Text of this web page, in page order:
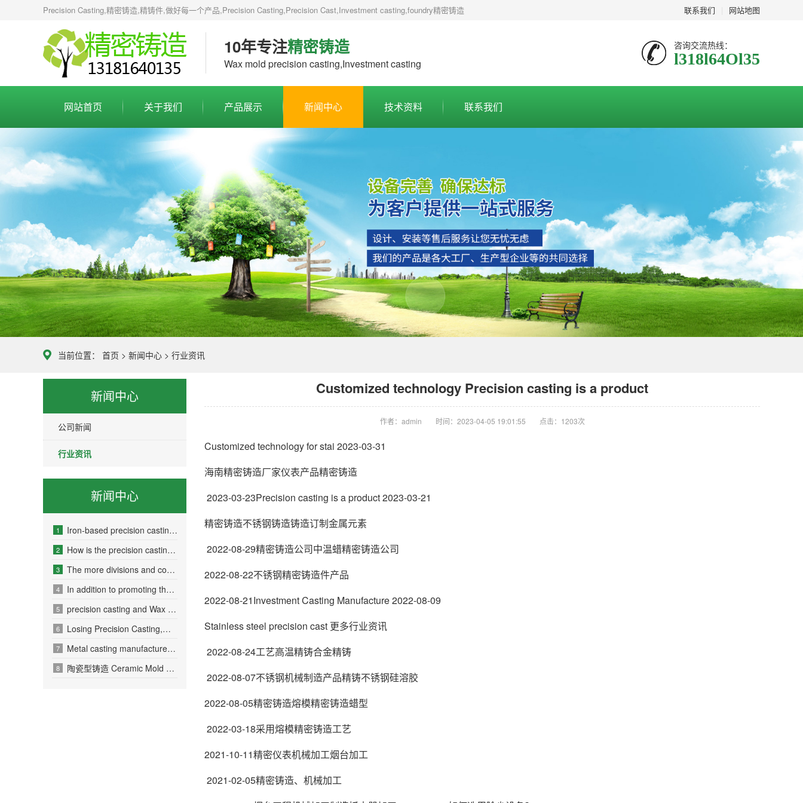
联系我们 网站地图
Precision Casting,精密铸造,精铸件,做好每一个产品,Precision Casting,Precision Cast,Investment casting,foundry精密铸造
10年专注精密铸造
Wax mold precision casting,Investment casting
咨询交流热线：
l318l64Ol35
网站首页 关于我们 产品展示 新闻中心 技术资料 联系我们
当前位置： 首页 > 新闻中心 > 行业资讯
新闻中心
公司新闻
行业资讯
新闻中心
1 Iron-based precision casting a
2 How is the precision casting m
3 The more divisions and competi
4 In addition to promoting the p
5 precision casting and Wax loss
6 Losing Precision Casting,Wax l
7 Metal casting manufacturer loc
8 陶瓷型铸造 Ceramic Mold Casting
Customized technology Precision casting is a product
作者：admin 时间：2023-04-05 19:01:55 点击： 1203次
Customized technology for stai 2023-03-31
海南精密铸造厂家仪表产品精密铸造
2023-03-23Precision casting is a product 2023-03-21
精密铸造不锈钢铸造铸造订制金属元素
2022-08-29精密铸造公司中温蜡精密铸造公司
2022-08-22不锈钢精密铸造件产品
2022-08-21Investment Casting Manufacture 2022-08-09
Stainless steel precision cast 更多行业资讯
2022-08-24工艺高温精铸合金精铸
2022-08-07不锈钢机械制造产品精铸不锈钢硅溶胶
2022-08-05精密铸造熔模精密铸造蜡型
2022-03-18采用熔模精密铸造工艺
2021-10-11精密仪表机械加工烟台加工
2021-02-05精密铸造、机械加工